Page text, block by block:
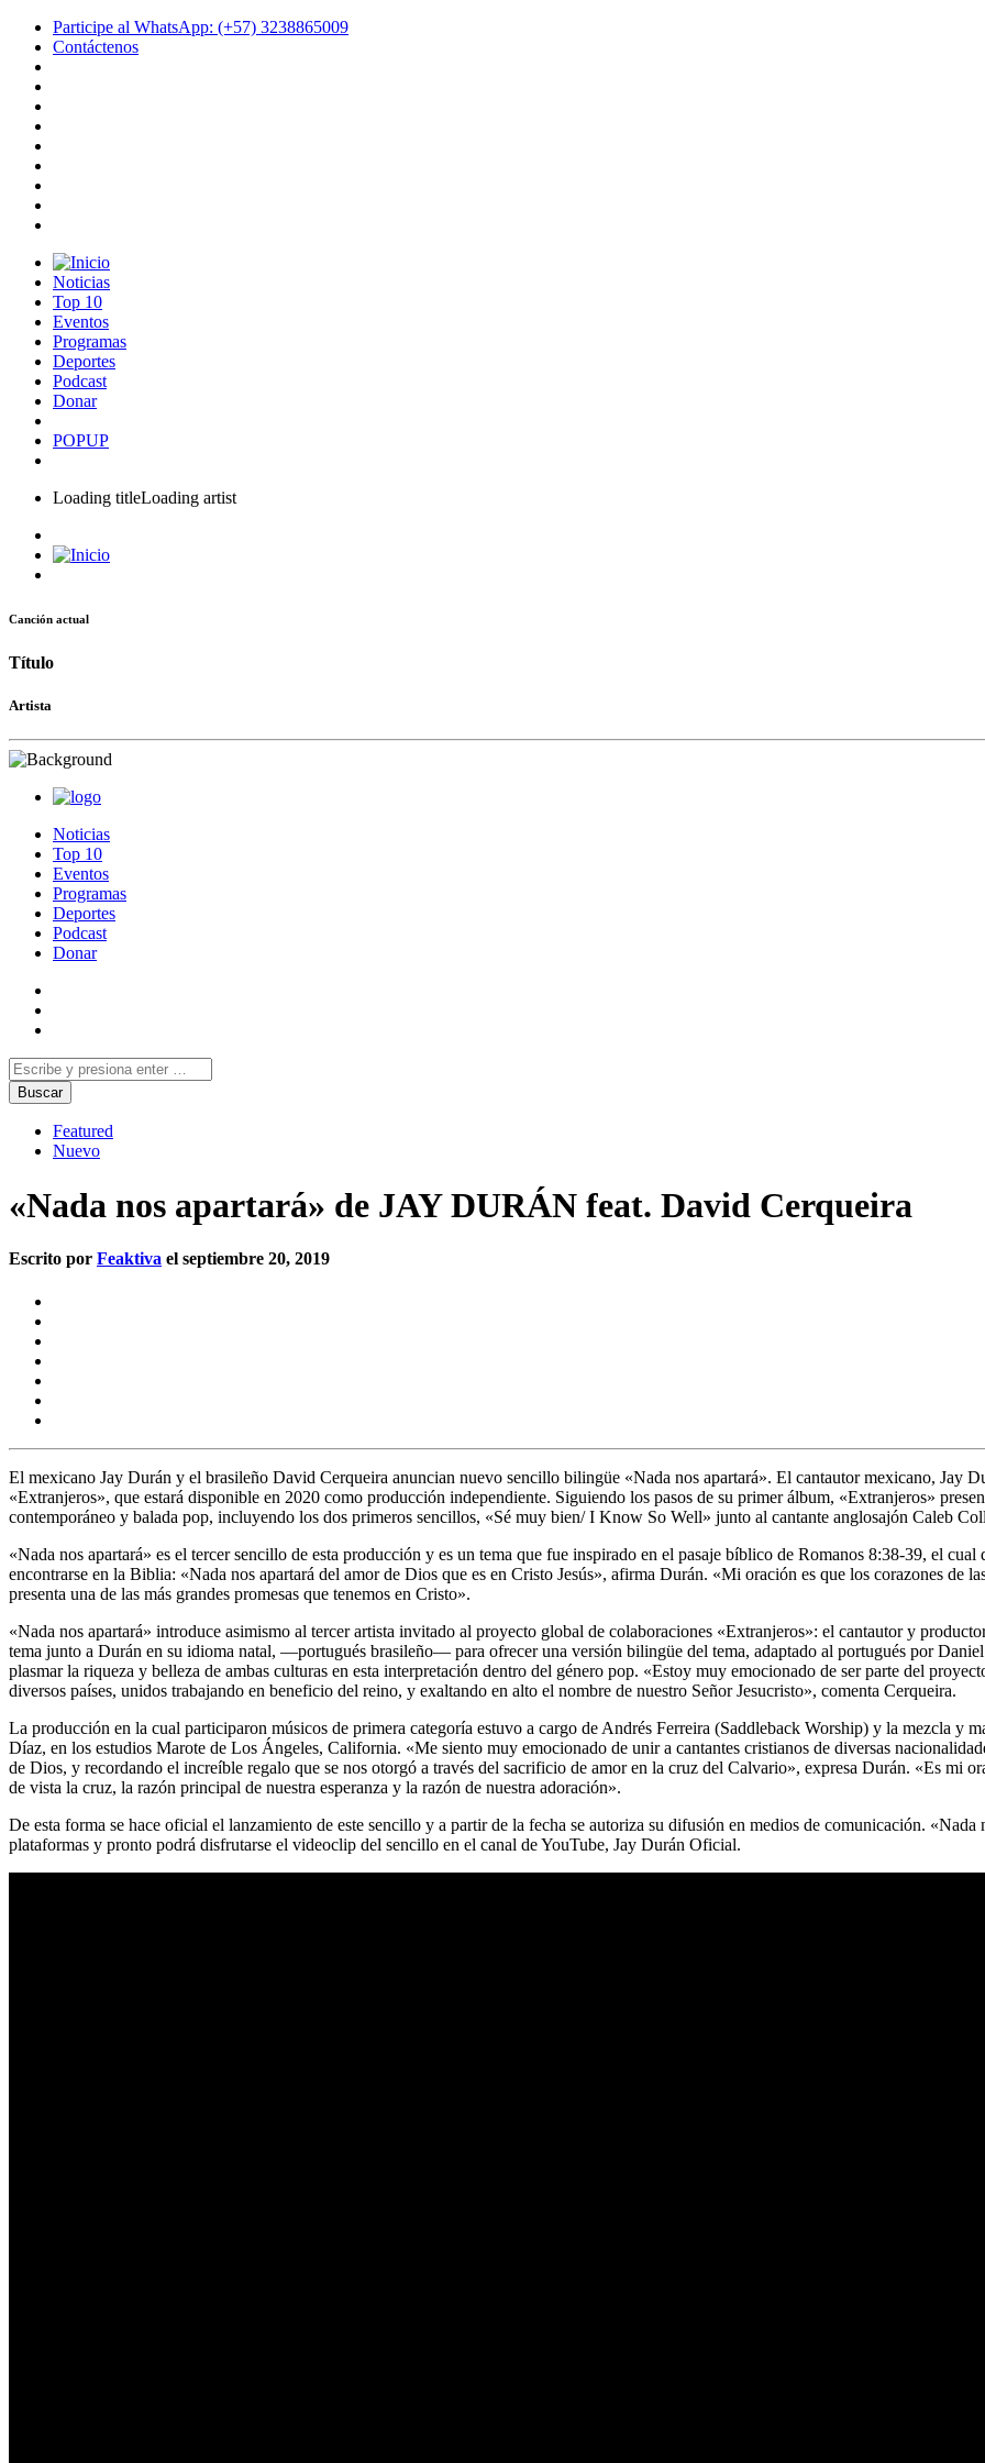
Participe al WhatsApp: (+57) 3238865009
Contáctenos
Noticias
Top 10
Eventos
Programas
Deportes
Podcast
Donar
POPUP
Loading titleLoading artist
Canción actual
Título
Artista
Noticias
Top 10
Eventos
Programas
Deportes
Podcast
Donar
Featured
Nuevo
«Nada nos apartará» de JAY DURÁN feat. David Cerqueira
Escrito por Feaktiva el septiembre 20, 2019
El mexicano Jay Durán y el brasileño David Cerqueira anuncian nuevo sencillo bilingüe «Nada nos apartará». El cantautor mexicano, Jay
«Extranjeros», que estará disponible en 2020 como producción independiente. Siguiendo los pasos de su primer álbum, «Extranjeros»
contemporáneo y balada pop, incluyendo los dos primeros sencillos, «Sé muy bien/ I Know So Well» junto al cantante anglosajón Caleb
«Nada nos apartará» es el tercer sencillo de esta producción y es un tema que fue inspirado en el pasaje bíblico de Romanos 8:38-39, el cual
encontrarse en la Biblia: «Nada nos apartará del amor de Dios que es en Cristo Jesús», afirma Durán. «Mi oración es que los corazones de
presenta una de las más grandes promesas que tenemos en Cristo».
«Nada nos apartará» introduce asimismo al tercer artista invitado al proyecto global de colaboraciones «Extranjeros»: el cantautor y
tema junto a Durán en su idioma natal, —portugués brasileño— para ofrecer una versión bilingüe del tema, adaptado al portugués por
plasmar la riqueza y belleza de ambas culturas en esta interpretación dentro del género pop. «Estoy muy emocionado de ser parte del
diversos países, unidos trabajando en beneficio del reino, y exaltando en alto el nombre de nuestro Señor Jesucristo», comenta Cerqueira.
La producción en la cual participaron músicos de primera categoría estuvo a cargo de Andrés Ferreira (Saddleback Worship) y la mezcla y
Díaz, en los estudios Marote de Los Ángeles, California. «Me siento muy emocionado de unir a cantantes cristianos de diversas
de Dios, y recordando el increíble regalo que se nos otorgó a través del sacrificio de amor en la cruz del Calvario», expresa Durán. «Es mi
de vista la cruz, la razón principal de nuestra esperanza y la razón de nuestra adoración».
De esta forma se hace oficial el lanzamiento de este sencillo y a partir de la fecha se autoriza su difusión en medios de comunicación.
plataformas y pronto podrá disfrutarse el videoclip del sencillo en el canal de YouTube, Jay Durán Oficial.